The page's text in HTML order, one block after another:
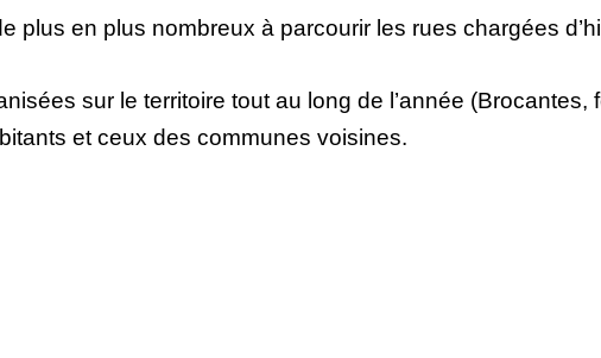
plus en plus nombreux à parcourir les rues chargées
sur le territoire tout au long de l’année
et ceux des communes voisines.